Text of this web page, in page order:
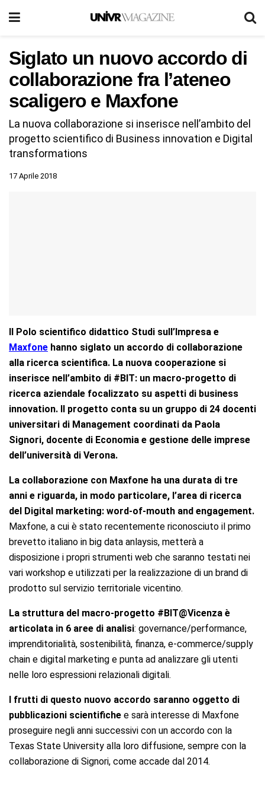
Siglato un nuovo accordo di
collaborazione fra l’ateneo
scaligero e Maxfone
La nuova collaborazione si inserisce nell’ambito del
progetto scientifico di Business innovation e Digital
transformations
17 Aprile 2018
Il Polo scientifico didattico Studi sull’Impresa e
Maxfone hanno siglato un accordo di collaborazione
alla ricerca scientifica. La nuova cooperazione si
inserisce nell’ambito di #BIT: un macro-progetto di
ricerca aziendale focalizzato su aspetti di business
innovation. Il progetto conta su un gruppo di 24 docenti
universitari di Management coordinati da Paola
Signori, docente di Economia e gestione delle imprese
dell’università di Verona.
La collaborazione con Maxfone ha una durata di tre
anni e riguarda, in modo particolare, l’area di ricerca
del Digital marketing: word-of-mouth and engagement.
Maxfone, a cui è stato recentemente riconosciuto il primo
brevetto italiano in big data anlaysis, metterà a
disposizione i propri strumenti web che saranno testati nei
vari workshop e utilizzati per la realizzazione di un brand di
prodotto sul servizio territoriale vicentino.
La struttura del macro-progetto #BIT@Vicenza è
articolata in 6 aree di analisi: governance/performance,
imprenditorialità, sostenibilità, finanza, e-commerce/supply
chain e digital marketing e punta ad analizzare gli utenti
nelle loro espressioni relazionali digitali.
I frutti di questo nuovo accordo saranno oggetto di
pubblicazioni scientifiche e sarà interesse di Maxfone
proseguire negli anni successivi con un accordo con la
Texas State University alla loro diffusione, sempre con la
collaborazione di Signori, come accade dal 2014.